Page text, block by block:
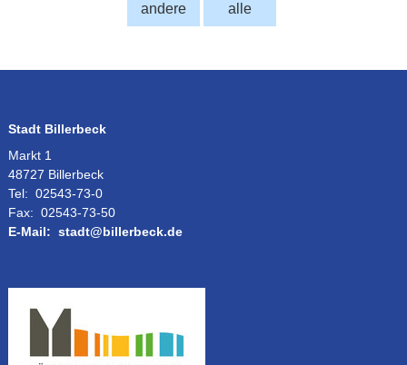
alle
andere
Stadt Billerbeck
Markt 1
48727 Billerbeck
Tel: 02543-73-0
Fax: 02543-73-50
E-Mail: stadt@billerbeck.de